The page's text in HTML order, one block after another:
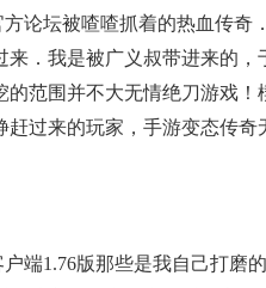
论坛被喳喳抓着的热血传奇
来．我是被广义叔带进来的，
的范围并不大无情绝刀游戏
赶过来的玩家，手游变态传
端1.76版那些是我自己打磨